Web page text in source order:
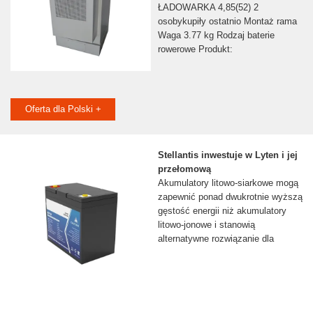
ŁADOWARKA 4,85(52) 2
osobykupiły ostatnio Montaż rama
Waga 3.77 kg Rodzaj baterie
rowerowe Produkt:
Oferta dla Polski +
Stellantis inwestuje w Lyten i jej
przełomową
Akumulatory litowo-siarkowe mogą
zapewnić ponad dwukrotnie wyższą
gęstość energii niż akumulatory
litowo-jonowe i stanowią
alternatywne rozwiązanie dla